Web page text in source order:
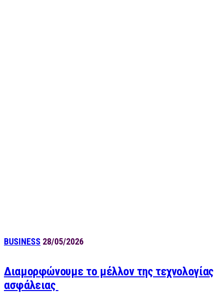
BUSINESS 28/05/2026
Διαμορφώνουμε το μέλλον της τεχνολογίας
ασφάλειας